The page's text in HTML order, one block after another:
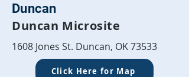
Duncan
Duncan Microsite
1608 Jones St. Duncan, OK 73533
Click Here for Map